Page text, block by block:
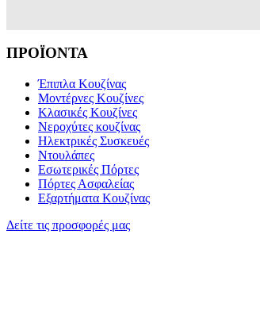
ΠΡΟΪΟΝΤΑ
Έπιπλα Κουζίνας
Μοντέρνες Κουζίνες
Κλασικές Κουζίνες
Νεροχύτες κουζίνας
Ηλεκτρικές Συσκευές
Ντουλάπες
Εσωτερικές Πόρτες
Πόρτες Ασφαλείας
Εξαρτήματα Κουζίνας
Δείτε τις προσφορές μας